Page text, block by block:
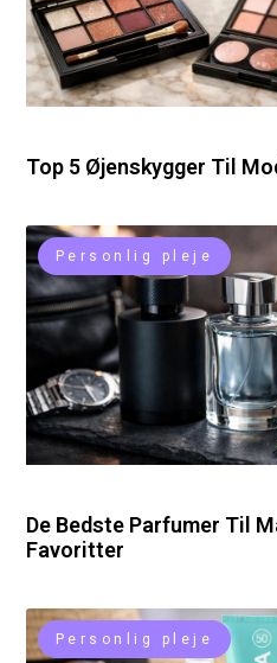
Top 5 Øjenskygger Til
Personlig pleje
De Bedste Parfumer Til
Favoritter
Personlig pleje